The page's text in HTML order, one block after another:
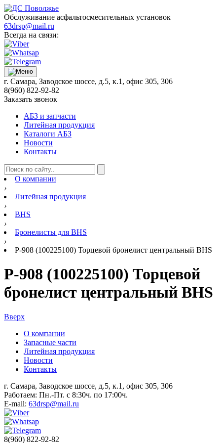
Обслуживание асфальтосмесительных установок
63drsp@mail.ru
Всегда на связи:
г. Самара, Заводское шоссе, д.5, к.1, офис 305, 306
8(960) 822-92-82
Заказать звонок
АБЗ и запчасти
Литейная продукция
Каталоги АБЗ
Новости
Контакты
О компании
›
Литейная продукция
›
BHS
›
Бронелисты для BHS
›
Р-908 (100225100) Торцевой бронелист центральный BHS
Р-908 (100225100) Торцевой
бронелист центральный BHS
Вверх
О компании
Запасные части
Литейная продукция
Новости
Контакты
г. Самара, Заводское шоссе, д.5, к.1, офис 305, 306
Работаем: Пн.-Пт. с 8:30ч. по 17:00ч.
E-mail: 63drsp@mail.ru
8(960) 822-92-82